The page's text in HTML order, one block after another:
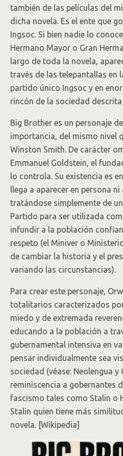
también de las películas del
dicha novela. Es el ente que
Ingsoc. Si bien nadie lo
Hermano Mayor o Gran
largo de toda la novela,
través de las telepantallas en
partido único Ingsoc y en
rincón de la sociedad
Big Brother es un personaje
importancia, del mismo nivel
Winston Smith. De carácter
Emmanuel Goldstein, el
lo controla. Su existencia es
llega a aparecer en persona
tratándose simplemente de
Partido para ser utilizada
infundir a la población
respeto (el Miniver o
de cambiar la historia y el
variando las circunstancias).
Para crear este personaje,
totalitarios caracterizados
miedo y de extremada
educando a la población a
gubernamental intensiva en
pensar individualmente sea
sociedad (véase: Neolengua y
reminiscencia a gobernantes
fascismo tales como Stalin o
Stalin quien tiene más
novela. [Wikipedia]